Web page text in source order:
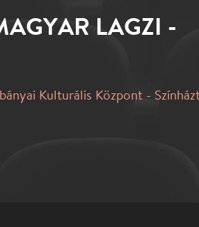
LAGZI -
Kulturális Központ -